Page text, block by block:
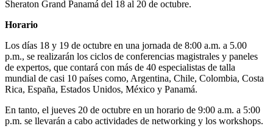
Sheraton Grand Panamá del 18 al 20 de octubre.
Horario
Los días 18 y 19 de octubre en una jornada de 8:00 a.m. a 5.00
p.m., se realizarán los ciclos de conferencias magistrales y paneles
de expertos, que contará con más de 40 especialistas de talla
mundial de casi 10 países como, Argentina, Chile, Colombia, Costa
Rica, España, Estados Unidos, México y Panamá.
En tanto, el jueves 20 de octubre en un horario de 9:00 a.m. a 5:00
p.m. se llevarán a cabo actividades de networking y los workshops.